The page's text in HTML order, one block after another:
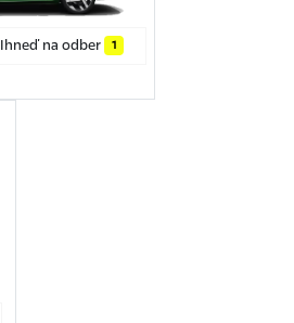
Ihneď na odber 1